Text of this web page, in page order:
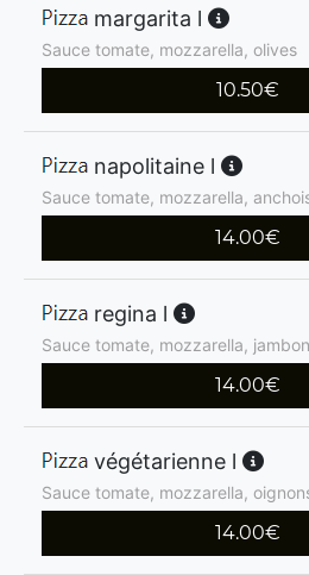
margarita l
Sauce tomate, mozzarella, olives
10.50€
napolitaine l
Sauce tomate, mozzarella,
14.00€
regina l
Sauce tomate, mozzarella,
14.00€
végétarienne l
Sauce tomate, mozzarella,
14.00€